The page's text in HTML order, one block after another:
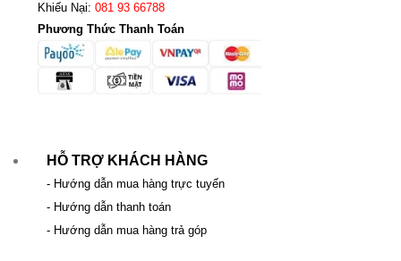
Khiếu Nại: 081 93 66788
Phương Thức Thanh Toán
HỖ TRỢ KHÁCH HÀNG
- Hướng dẫn mua hàng trực tuyến
- Hướng dẫn thanh toán
- Hướng dẫn mua hàng trả góp